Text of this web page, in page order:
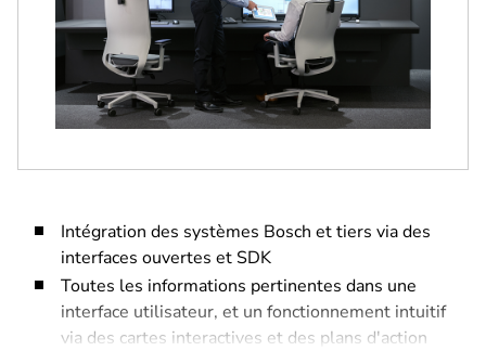
Intégration des systèmes Bosch et tiers via des
interfaces ouvertes et SDK
Toutes les informations pertinentes dans une
interface utilisateur, et un fonctionnement intuitif
via des cartes interactives et des plans d'action